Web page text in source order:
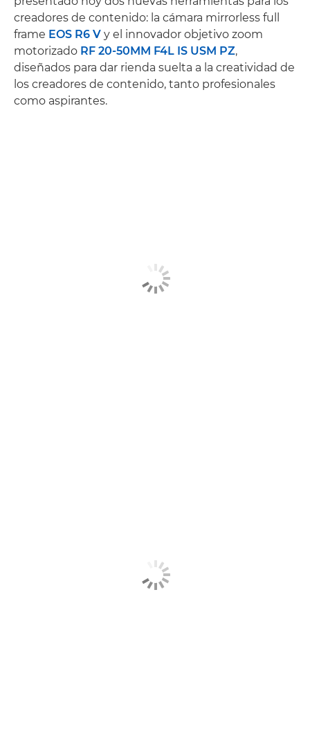
creadores de contenido: la cámara mirrorless full
frame EOS R6 V y el innovador objetivo zoom
motorizado RF 20-50MM F4L IS USM PZ,
diseñados para dar rienda suelta a la creatividad de
los creadores de contenido, tanto profesionales
como aspirantes.